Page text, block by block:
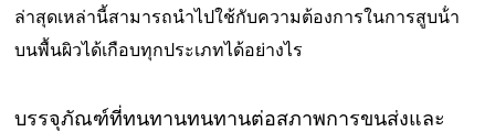
ล่าสุดเหล่านี้สามารถนําไปใช้กับความต้องการในการสูบน้ํา
บนพื้นผิวได้เกือบทุกประเภทได้อย่างไร
บรรจุภัณฑ์ที่ทนทานทนทานต่อสภาพการขนส่งและ